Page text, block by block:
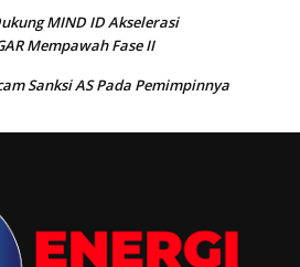
MIND ID Akselerasi
Mempawah Fase II
Sanksi AS Pada Pemimpinnya